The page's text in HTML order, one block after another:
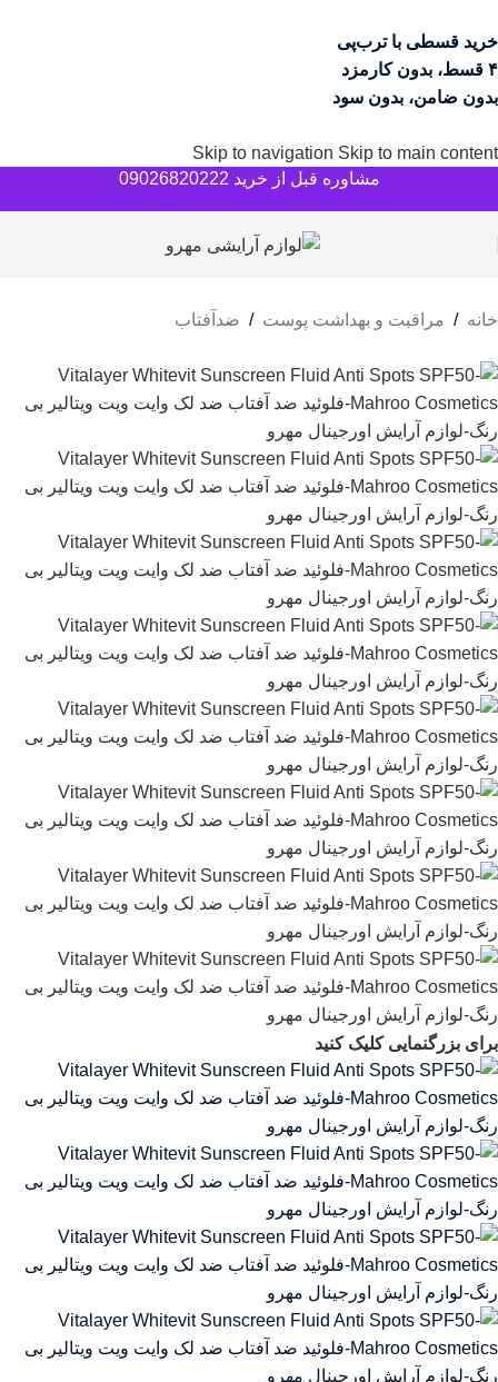
خرید قسطی با ترب‌پی
۴ قسط، بدون کارمزد
بدون ضامن، بدون سود
Skip to navigation Skip to main content
مشاوره قبل از خرید 09026820222
خانه / مراقبت و بهداشت پوست / ضدآفتاب
برای بزرگنمایی کلیک کنید